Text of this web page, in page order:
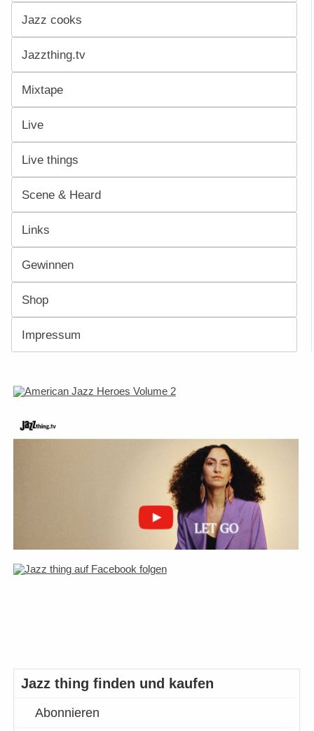
Jazz cooks
Jazzthing.tv
Mixtape
Live
Live things
Scene & Heard
Links
Gewinnen
Shop
Impressum
Jazz thing finden und kaufen
Abonnieren